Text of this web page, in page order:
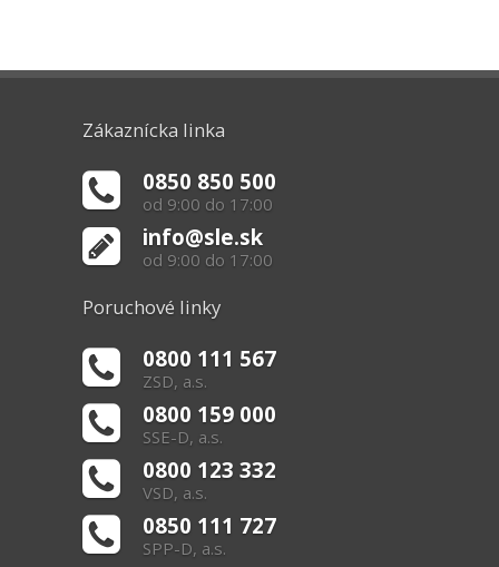
Zákaznícka linka
0850 850 500
od 9:00 do 17:00
info@sle.sk
od 9:00 do 17:00
Poruchové linky
0800 111 567
ZSD, a.s.
0800 159 000
SSE-D, a.s.
0800 123 332
VSD, a.s.
0850 111 727
SPP-D, a.s.